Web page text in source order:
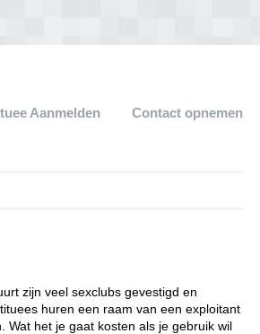
Aanmelden Contact opnemen
zijn veel sexclubs gevestigd en
huren een raam van een exploitant
Wat het je gaat kosten als je gebruik wil